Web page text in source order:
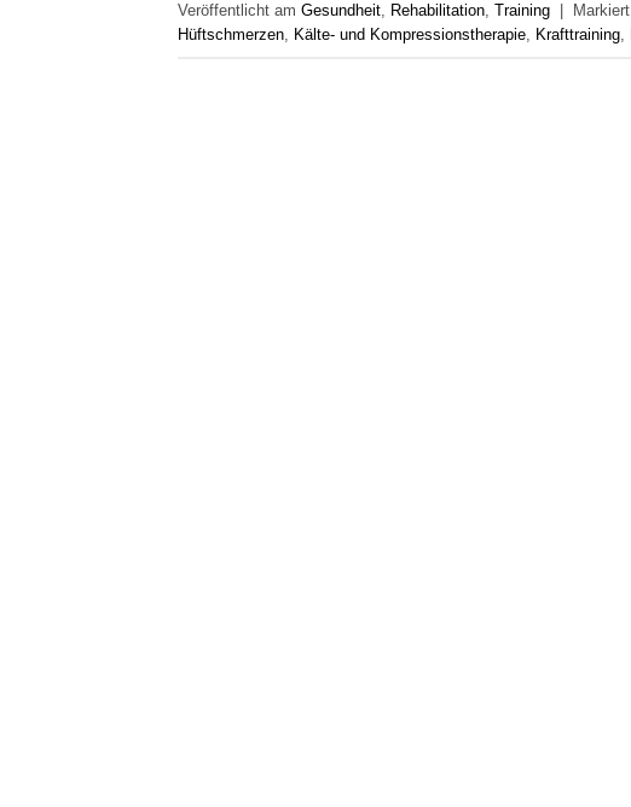
Veröffentlicht am Gesundheit, Rehabilitation, Training Markiert
Hüftschmerzen, Kälte- und Kompressionstherapie, Krafttraining,